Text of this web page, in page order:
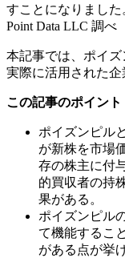
すことになりました
Point Data LLC 調べ
本記事では、ポイズ
実際に活用された企
この記事のポイント
ポイズンピル
が新株を市場
存の株主に付
的買収者の持
果がある。
ポイズンピル
て機能するこ
がある点が挙